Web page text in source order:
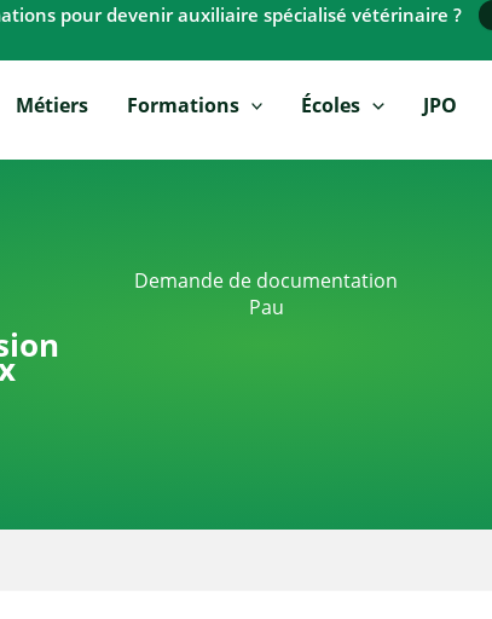
pour devenir auxiliaire spécialisé vétérinaire ?
Métiers Formations Écoles JPO
Demande de documentation
Pau